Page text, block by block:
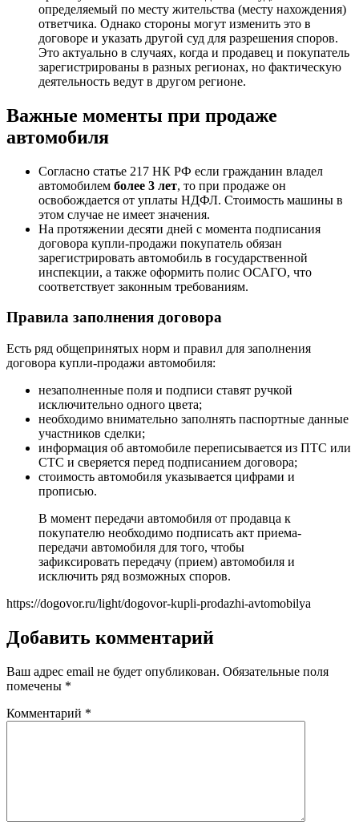
определяемый по месту жительства (месту нахождения)
ответчика. Однако стороны могут изменить это в
договоре и указать другой суд для разрешения споров.
Это актуально в случаях, когда и продавец и покупатель
зарегистрированы в разных регионах, но фактическую
деятельность ведут в другом регионе.
Важные моменты при продаже
автомобиля
Согласно статье 217 НК РФ если гражданин владел
автомобилем более 3 лет, то при продаже он
освобождается от уплаты НДФЛ. Стоимость машины в
этом случае не имеет значения.
На протяжении десяти дней с момента подписания
договора купли-продажи покупатель обязан
зарегистрировать автомобиль в государственной
инспекции, а также оформить полис ОСАГО, что
соответствует законным требованиям.
Правила заполнения договора
Есть ряд общепринятых норм и правил для заполнения
договора купли-продажи автомобиля:
незаполненные поля и подписи ставят ручкой
исключительно одного цвета;
необходимо внимательно заполнять паспортные данные
участников сделки;
информация об автомобиле переписывается из ПТС или
СТС и сверяется перед подписанием договора;
стоимость автомобиля указывается цифрами и
прописью.
В момент передачи автомобиля от продавца к
покупателю необходимо подписать акт приема-
передачи автомобиля для того, чтобы
зафиксировать передачу (прием) автомобиля и
исключить ряд возможных споров.
https://dogovor.ru/light/dogovor-kupli-prodazhi-avtomobilya
Добавить комментарий
Ваш адрес email не будет опубликован. Обязательные поля
помечены *
Комментарий *